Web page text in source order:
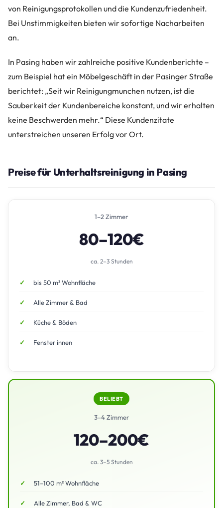
von Reinigungsprotokollen und die Kundenzufriedenheit.
Bei Unstimmigkeiten bieten wir sofortige Nacharbeiten
an.
In Pasing haben wir zahlreiche positive Kundenberichte –
zum Beispiel hat ein Möbelgeschäft in der Pasinger Straße
berichtet: „Seit wir Reinigungmunchen nutzen, ist die
Sauberkeit der Kundenbereiche konstant, und wir erhalten
keine Beschwerden mehr.“ Diese Kundenzitate
unterstreichen unseren Erfolg vor Ort.
Preise für Unterhaltsreinigung in Pasing
1–2 Zimmer
80–120€
ca. 2–3 Stunden
bis 50 m² Wohnfläche
Alle Zimmer & Bad
Küche & Böden
Fenster innen
BELIEBT
3–4 Zimmer
120–200€
ca. 3–5 Stunden
51–100 m² Wohnfläche
Alle Zimmer, Bad & WC